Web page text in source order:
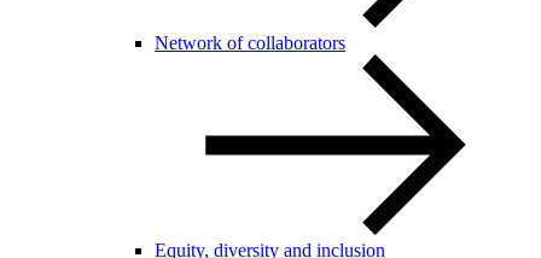
Network of collaborators
Equity, diversity and inclusion